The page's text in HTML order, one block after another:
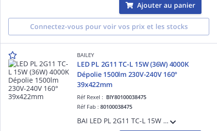
Ajouter au panier
Connectez-vous pour voir vos prix et les stocks
BAILEY
LED PL 2G11 TC-L 15W (36W) 4000K
Dépolie 1500lm 230V-240V 160°
39x422mm
Réf Rexel : BIY80100038475
Réf Fab :80100038475
BAI LED PL 2G11 TC-L 15W (36W) 4000K Dépolie 1500lm 230V-240V 160° 39x422mm Lampe LED Alt PLL Dulux L